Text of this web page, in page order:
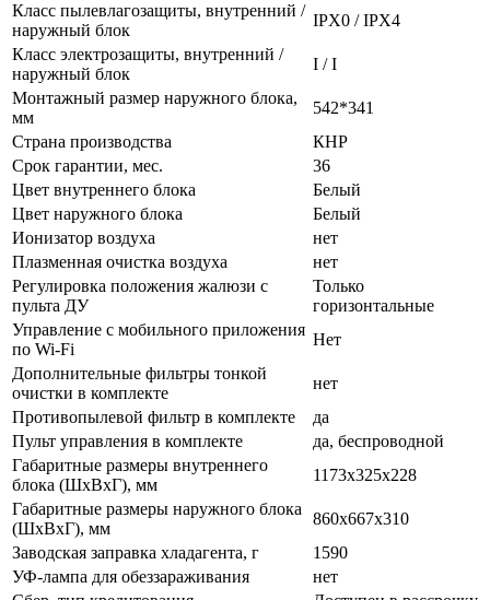
Класс пылевлагозащиты, внутренний /
наружный блок
IPX0 / IPX4
Класс электрозащиты, внутренний /
наружный блок
I / I
Монтажный размер наружного блока,
мм
542*341
Страна производства
КНР
Срок гарантии, мес.
36
Цвет внутреннего блока
Белый
Цвет наружного блока
Белый
Ионизатор воздуха
нет
Плазменная очистка воздуха
нет
Регулировка положения жалюзи с
пульта ДУ
Только
горизонтальные
Управление c мобильного приложения
по Wi-Fi
Нет
Дополнительные фильтры тонкой
очистки в комплекте
нет
Противопылевой фильтр в комплекте
да
Пульт управления в комплекте
да, беспроводной
Габаритные размеры внутреннего
блока (ШхВхГ), мм
1173x325x228
Габаритные размеры наружного блока
(ШхВхГ), мм
860x667x310
Заводская заправка хладагента, г
1590
УФ-лампа для обеззараживания
нет